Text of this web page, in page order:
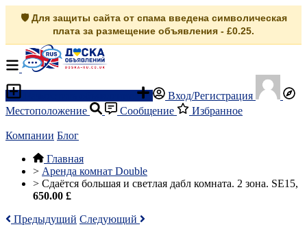
🛡️ Для защиты сайта от спама введена символическая
плата за размещение объявления - £0.25.
Вход/Регистрация
Местоположение
Сообщение Избранное
Компании Блог
Главная
> Аренда комнат Double
> Сдаётся большая и светлая дабл комната. 2 зона. SE15,
650.00 £
Предыдущий Следующий